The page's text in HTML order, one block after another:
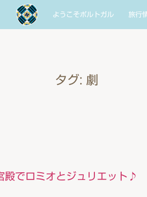
ようこそポルトガル 旅行
タグ: 劇
殿でロミオとジュリエット♪